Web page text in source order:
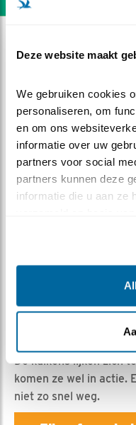
Deze website maakt
We gebruiken cookies
personaliseren, om
en om ons
informatie over uw
partners voor social
partners kunnen deze
informatie die u aan ze
Meikever
Geert | Geplaatst op
Bewaar dit
De kuikens lijken zich
komen ze wel in actie.
niet zo snel weg.